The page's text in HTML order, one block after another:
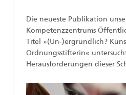
Die neueste Publikation
Kompetenzzentrums
Titel »(Un-)ergründlich?
Ordnungsstifterin«
Herausforderungen dieser